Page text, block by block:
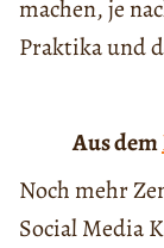
machen, je
Praktika und
Aus dem
Noch mehr
Social Media